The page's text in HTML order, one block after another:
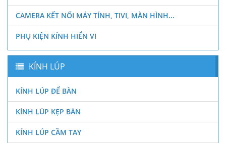
CAMERA KẾT NỐI MÁY TÍNH, TIVI, MÀN HÌNH...
PHỤ KIỆN KÍNH HIỂN VI
KÍNH LÚP
KÍNH LÚP ĐỂ BÀN
KÍNH LÚP KẸP BÀN
KÍNH LÚP CẦM TAY